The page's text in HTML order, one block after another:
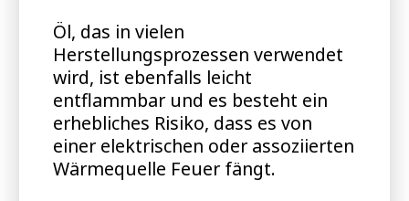
Öl, das in vielen
Herstellungsprozessen verwendet
wird, ist ebenfalls leicht
entflammbar und es besteht ein
erhebliches Risiko, dass es von
einer elektrischen oder assoziierten
Wärmequelle Feuer fängt.